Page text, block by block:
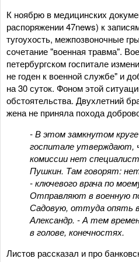
К ноябрю в медицинских
распоряжении 47news) к
тугоухость, межпозвоночные
сочетание "военная травма".
петербургском госпитале
не годен к военной службе" и
на 30 суток. Фоном этой
обстоятельства. Двухлетний
жена не приняла похода
- В этом замкнутом
госпитале утверждают,
комиссии нет
Пушкин. Там говорят:
- ключевого врача по
Отправляют в военную
Садовую, оттуда опять
Александр. - А тем
в голове, конечностях.
Листов рассказал и про